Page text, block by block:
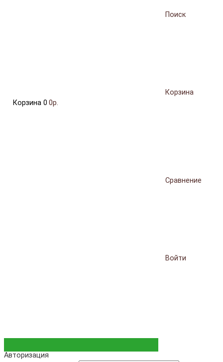
Поиск
Корзина
Корзина 0 0р.
Сравнение
Войти
Авторизация